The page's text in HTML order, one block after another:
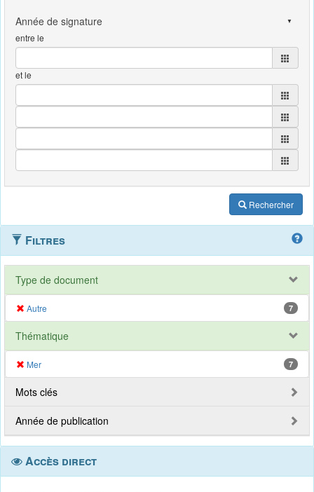
entre le
et le
Rechercher
Filtres
Type de document
Autre 7
Thématique
Mer 7
Mots clés
Année de publication
Accès direct